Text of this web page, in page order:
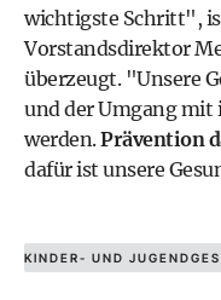
wichtigste Schritt",
Vorstandsdirektor
überzeugt. "Unsere
und der Umgang mit
werden.Prävention
dafür ist unsere
KINDER- UND